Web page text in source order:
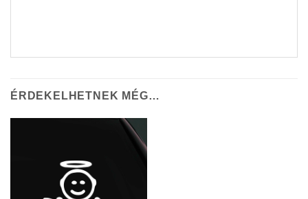
ÉRDEKELHETNEK MÉG…